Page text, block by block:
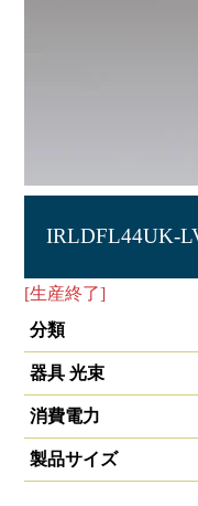
IRLDFL44UK-
[生産終了]
分類
器具 光束
消費電力
製品サイズ